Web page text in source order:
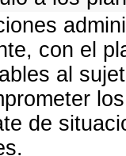
con el
al
de